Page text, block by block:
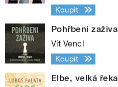
Koupit
Pohřbeni zaživa
Vít Vencl
Koupit
Elbe, velká řeka